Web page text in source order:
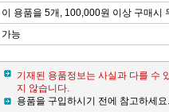
이 용품을 5개, 100,000원 이상 구매시
가능
기재된 용품정보는 사실과 다를 수
지 않습니다.
용품을 구입하시기 전에 참고하세